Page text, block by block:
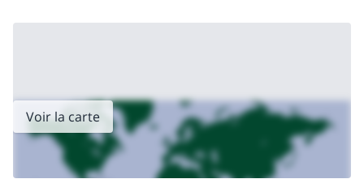
Voir la carte